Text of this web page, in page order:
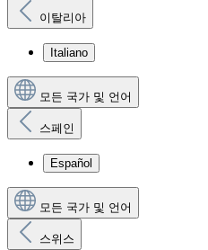
이탈리아
Italiano
모든 국가 및 언어
스페인
Español
모든 국가 및 언어
스위스